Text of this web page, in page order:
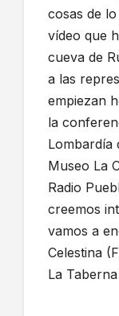
cosas de
vídeo que
cueva de
a las
empiezan
la
Lombardía
Museo La
Radio
creemos
vamos a
Celestina
La